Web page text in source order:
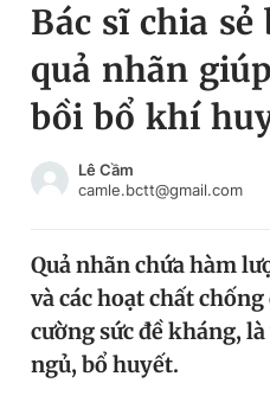
Chuyên mục
Chuyên mục khác
Chào ngày mới
Video
Đổi mật khẩu
Tin đã lưu
Bác sĩ chia
quả nhãn
bồi bổ khí
Lê Cầm
camle.bctt@gmail.com
Quả nhãn chứa hàm
và các hoạt chất
cường sức đề kháng,
ngủ, bổ huyết.